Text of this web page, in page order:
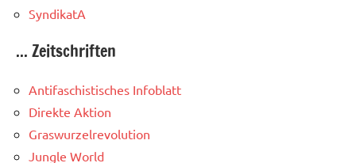
SyndikatA
... Zeitschriften
Antifaschistisches Infoblatt
Direkte Aktion
Graswurzelrevolution
Jungle World